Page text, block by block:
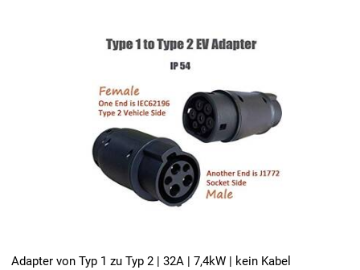
Adapter von Typ 1 zu Typ 2 | 32A | 7,4kW | kein Kabel